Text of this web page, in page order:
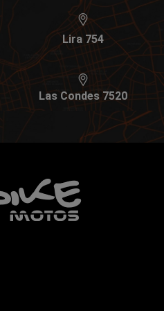
Lira 754
Las Condes 7520